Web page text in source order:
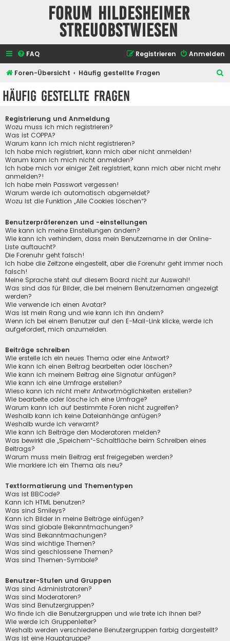
Forum Hildesheimer
Streuobstwiesen
FAQ Anmelden
Registrieren
Foren-Übersicht Häufig gestellte Fragen
Häufig gestellte Fragen
Registrierung und Anmeldung
Wozu muss ich mich registrieren?
Was ist COPPA?
Warum kann ich mich nicht registrieren?
Ich habe mich registriert, kann mich aber nicht anmelden!
Warum kann ich mich nicht anmelden?
Ich habe mich vor einiger Zeit registriert, kann mich aber nicht mehr
anmelden?!
Ich habe mein Passwort vergessen!
Warum werde ich automatisch abgemeldet?
Wozu ist die Funktion „Alle Cookies löschen“?
Benutzerpräferenzen und -einstellungen
Wie kann ich meine Einstellungen ändern?
Wie kann ich verhindern, dass mein Benutzername in der Online-
Liste auftaucht?
Die Forenuhr geht falsch!
Ich habe die Zeitzone eingestellt, aber die Forenuhr geht immer noch
falsch!
Meine Sprache steht auf diesem Board nicht zur Auswahl!
Was sind das für Bilder, die bei meinem Benutzernamen angezeigt
werden?
Wie verwende ich einen Avatar?
Was ist mein Rang und wie kann ich ihn ändern?
Wenn ich bei einem Benutzer auf den E-Mail-Link klicke, werde ich
aufgefordert, mich anzumelden.
Beiträge schreiben
Wie erstelle ich ein neues Thema oder eine Antwort?
Wie kann ich einen Beitrag bearbeiten oder löschen?
Wie kann ich meinem Beitrag eine Signatur anfügen?
Wie kann ich eine Umfrage erstellen?
Wieso kann ich nicht mehr Antwortmöglichkeiten erstellen?
Wie bearbeite oder lösche ich eine Umfrage?
Warum kann ich auf bestimmte Foren nicht zugreifen?
Weshalb kann ich keine Dateianhänge anfügen?
Weshalb wurde ich verwarnt?
Wie kann ich Beiträge den Moderatoren melden?
Was bewirkt die „Speichern“-Schaltfläche beim Schreiben eines
Beitrags?
Warum muss mein Beitrag erst freigegeben werden?
Wie markiere ich ein Thema als neu?
Textformatierung und Thementypen
Was ist BBCode?
Kann ich HTML benutzen?
Was sind Smileys?
Kann ich Bilder in meine Beiträge einfügen?
Was sind globale Bekanntmachungen?
Was sind Bekanntmachungen?
Was sind wichtige Themen?
Was sind geschlossene Themen?
Was sind Themen-Symbole?
Benutzer-Stufen und Gruppen
Was sind Administratoren?
Was sind Moderatoren?
Was sind Benutzergruppen?
Wo finde ich die Benutzergruppen und wie trete ich ihnen bei?
Wie werde ich Gruppenleiter?
Weshalb werden verschiedene Benutzergruppen farbig dargestellt?
Was ist eine Hauptgruppe?